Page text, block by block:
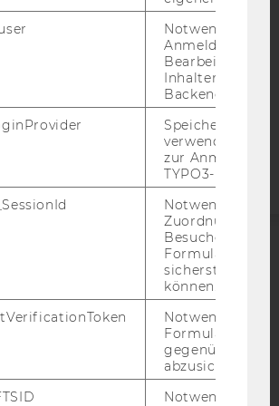
UND STUDIERENDE
Barrierefreiheitserklärung
AACSB
Notwendig für
Anmeldung und
Bearbeitung von
Inhalten im
Backend.
Speichert die
verwendete
zur Anmeldung
TYPO3-Backend.
Notwendig, um
Zuordnung von
Besucher zu
sicherstellen zu
können.
Notwendig, um
gegenüber
abzusichern.
Notwendig zur